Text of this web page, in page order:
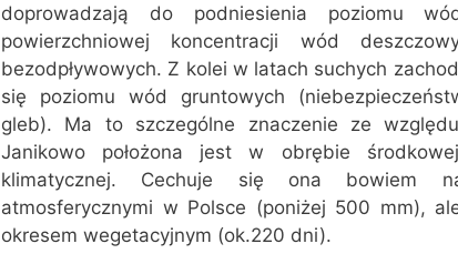
doprowadzają do podniesienia poziomu
powierzchniowej koncentracji wód
bezodpływowych. Z kolei w latach suchych
się poziomu wód gruntowych
gleb). Ma to szczególne znaczenie ze
Janikowo położona jest w obrębie
klimatycznej. Cechuje się ona bowiem
atmosferycznymi w Polsce (poniżej 500 mm),
okresem wegetacyjnym (ok.220 dni).